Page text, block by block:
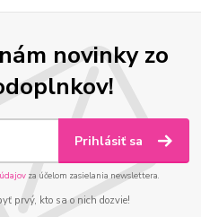
novinky zo
Prihlásiť sa
za účelom zasielania newslettera.
prvý, kto sa o nich dozvie!